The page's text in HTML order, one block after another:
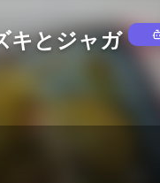
キとジャガ